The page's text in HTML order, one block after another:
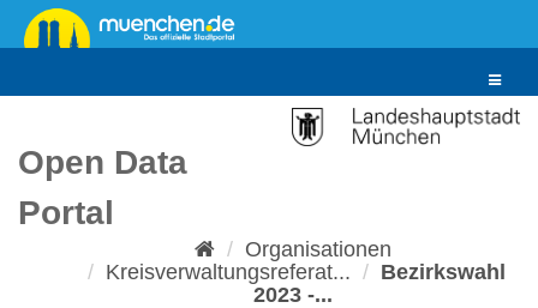
Überspringen
zum
Toggle
Open Data
Portal
Organisationen
Kreisverwaltungsreferat...
Bezirkswahl
2023 -...